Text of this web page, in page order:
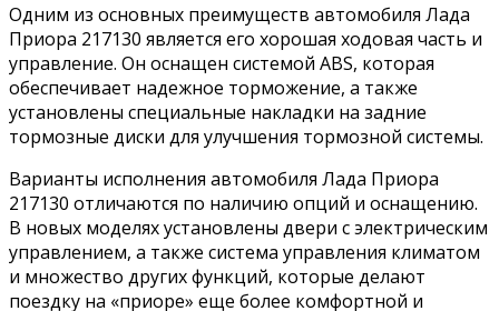
Одним из основных преимуществ автомобиля Лада
Приора 217130 является его хорошая ходовая часть и
управление. Он оснащен системой ABS, которая
обеспечивает надежное торможение, а также
установлены специальные накладки на задние
тормозные диски для улучшения тормозной системы.
Варианты исполнения автомобиля Лада Приора
217130 отличаются по наличию опций и оснащению.
В новых моделях установлены двери с электрическим
управлением, а также система управления климатом
и множество других функций, которые делают
поездку на «приоре» еще более комфортной и